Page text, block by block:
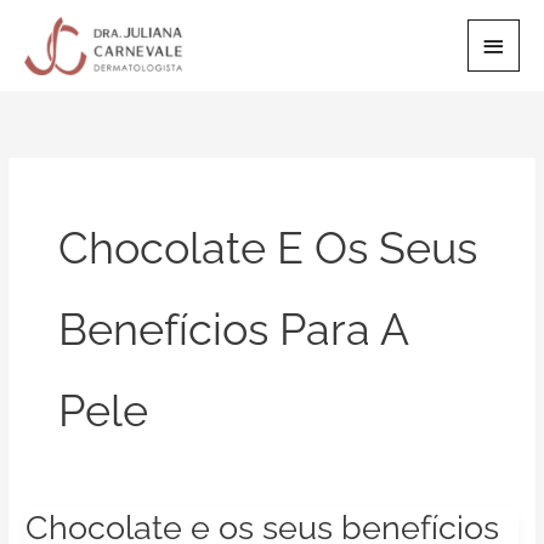
Chocolate E Os Seus
Benefícios Para A
Pele
Chocolate e os seus benefícios
Chocolate